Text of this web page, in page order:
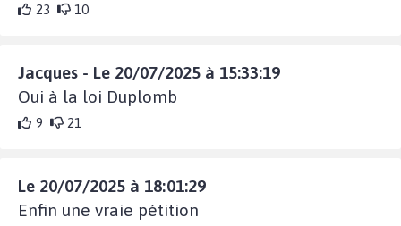
23 10
Jacques - Le 20/07/2025 à 15:33:19
Oui à la loi Duplomb
9 21
Le 20/07/2025 à 18:01:29
Enfin une vraie pétition